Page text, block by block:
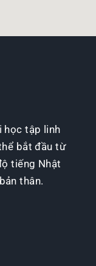
học tập linh
bắt đầu từ
tiếng Nhật
thân.